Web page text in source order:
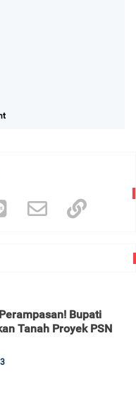
Bupati
Tanah Proyek PSN